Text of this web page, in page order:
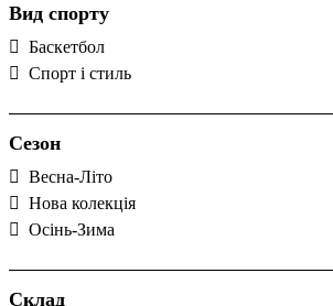
Вид спорту
Баскетбол
Спорт і стиль
Сезон
Весна-Літо
Нова колекція
Осінь-Зима
Склад